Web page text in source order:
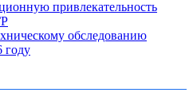
привлекательность
обследованию
году